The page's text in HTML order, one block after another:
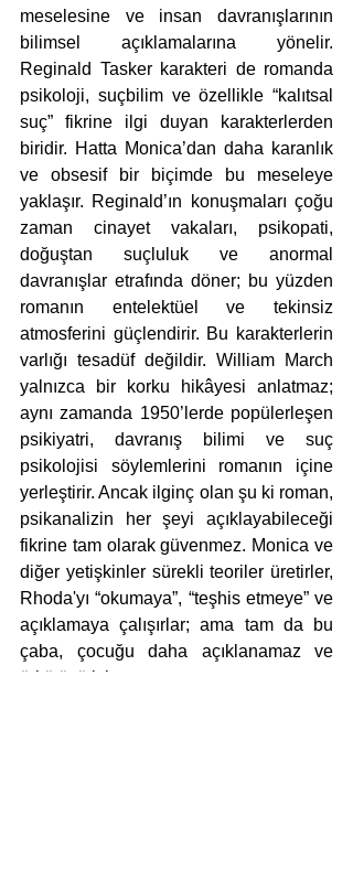
meselesine ve insan davranışlarının
bilimsel açıklamalarına yönelir.
Reginald Tasker karakteri de romanda
psikoloji, suçbilim ve özellikle “kalıtsal
suç” fikrine ilgi duyan karakterlerden
biridir. Hatta Monica’dan daha karanlık
ve obsesif bir biçimde bu meseleye
yaklaşır. Reginald’ın konuşmaları çoğu
zaman cinayet vakaları, psikopati,
doğuştan suçluluk ve anormal
davranışlar etrafında döner; bu yüzden
romanın entelektüel ve tekinsiz
atmosferini güçlendirir. Bu karakterlerin
varlığı tesadüf değildir. William March
yalnızca bir korku hikâyesi anlatmaz;
aynı zamanda 1950’lerde popülerleşen
psikiyatri, davranış bilimi ve suç
psikolojisi söylemlerini romanın içine
yerleştirir. Ancak ilginç olan şu ki roman,
psikanalizin her şeyi açıklayabileceği
fikrine tam olarak güvenmez. Monica ve
diğer yetişkinler sürekli teoriler üretirler,
Rhoda'yı “okumaya”, “teşhis etmeye” ve
açıklamaya çalışırlar; ama tam da bu
çaba, çocuğu daha açıklanamaz ve
ürkütücü kılar.